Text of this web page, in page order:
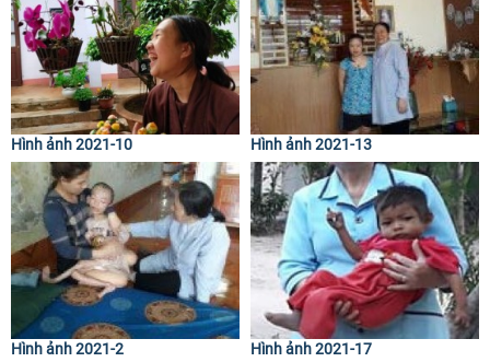
Hình ảnh 2021-10 Hình ảnh 2021-13
Hình ảnh 2021-2 Hình ảnh 2021-17